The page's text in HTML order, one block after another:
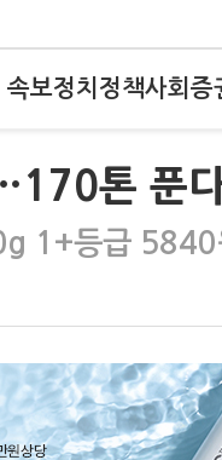
속보정치 정책사회 증
톤 푼
1+등급